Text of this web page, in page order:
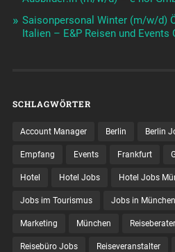
Saisonpersonal Winter (m/w/d)
Italien – E&P Reisen und Events
SCHLAGWÖRTER
Account Manager Berlin Berlin
Empfang Events Frankfurt
Hotel Hotel Jobs Hotel Jobs
Jobs im Tourismus Jobs in München
Marketing München Reiseberater
Reisebüro Jobs Reiseveranstalter